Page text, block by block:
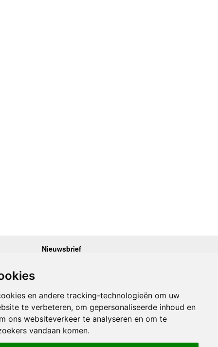
en andere tracking-technologieën om uw
te verbeteren, om gepersonaliseerde inhoud en
ons websiteverkeer te analyseren en om te
vandaan komen.
- 17.00
- 17.00
Nieuwsbrief
Onze laatste Nieuwsbrief
Inschrijven